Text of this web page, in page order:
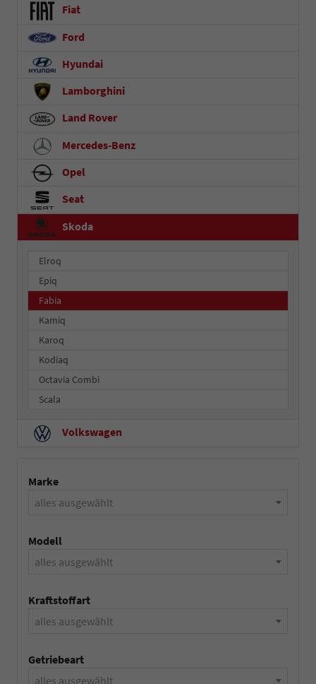
Fiat
Ford
Hyundai
Lamborghini
Land Rover
Mercedes-Benz
Opel
Seat
Skoda
Elroq
Epiq
Fabia
Kamiq
Karoq
Kodiaq
Octavia Combi
Scala
Volkswagen
Marke
alles ausgewählt
Modell
alles ausgewählt
Kraftstoffart
alles ausgewählt
Getriebeart
alles ausgewählt